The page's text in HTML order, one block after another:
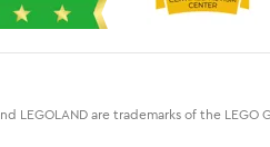
are trademarks of the LEGO